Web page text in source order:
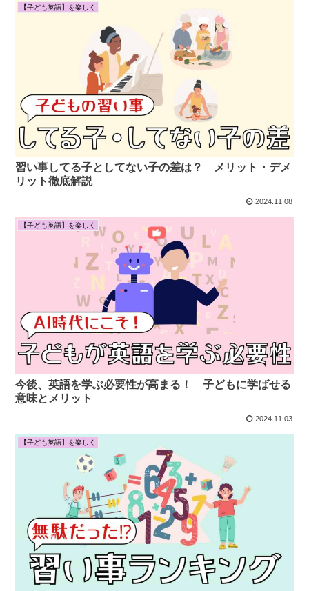
【子ども英語】を楽しく
習い事してる子としてない子の差は？ メリット・デメ
リット徹底解説
2024.11.08
【子ども英語】を楽しく
今後、英語を学ぶ必要性が高まる！ 子どもに学ばせる
意味とメリット
2024.11.03
【子ども英語】を楽しく